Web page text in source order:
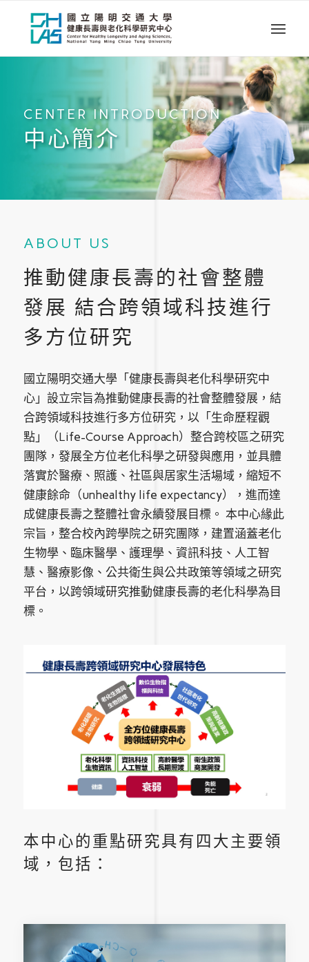
CENTER INTRODUCTION
中心簡介
ABOUT US
推動健康長壽的社會整體
發展 結合跨領域科技進行
多方位研究
國立陽明交通大學「健康長壽與老化科學研究中
心」設立宗旨為推動健康長壽的社會整體發展，結
合跨領域科技進行多方位研究，以「生命歷程觀
點」（Life-Course Approach）整合跨校區之研究
團隊，發展全方位老化科學之研發與應用，並具體
落實於醫療、照護、社區與居家生活場域，縮短不
健康餘命（unhealthy life expectancy），進而達
成健康長壽之整體社會永續發展目標。 本中心緣此
宗旨，整合校內跨學院之研究團隊，建置涵蓋老化
生物學、臨床醫學、護理學、資訊科技、人工智
慧、醫療影像、公共衛生與公共政策等領域之研究
平台，以跨領域研究推動健康長壽的老化科學為目
標。
本中心的重點研究具有四大主要領
域，包括：